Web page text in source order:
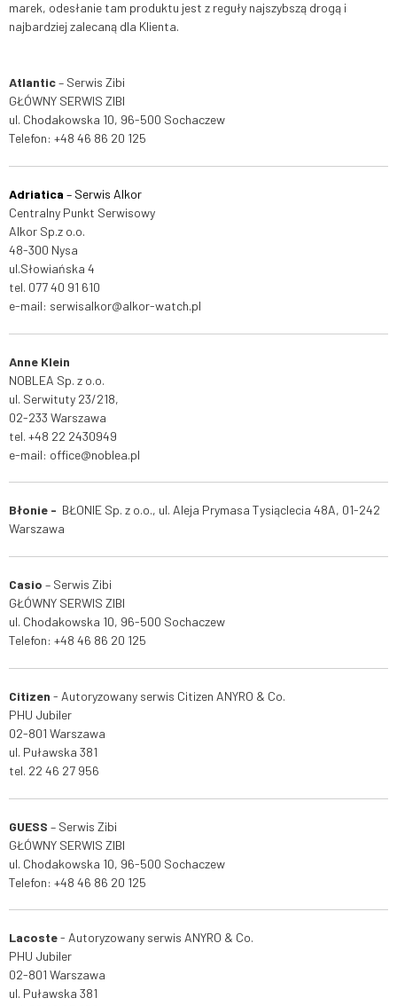
marek, odesłanie tam produktu jest z reguły najszybszą drogą i
najbardziej zalecaną dla Klienta.
Atlantic– Serwis Zibi
GŁÓWNY SERWIS ZIBI
ul. Chodakowska 10, 96-500 Sochaczew
Telefon: +48 46 86 20 125
Adriatica – Serwis Alkor
Centralny Punkt Serwisowy
Alkor Sp.z o.o.
48-300 Nysa
ul.Słowiańska 4
tel. 077 40 91 610
e-mail: serwisalkor@alkor-watch.pl
Anne Klein
NOBLEA Sp. z o.o.
ul. Serwituty 23/218,
02-233 Warszawa
tel. +48 22 2430949
e-mail: office@noblea.pl
Błonie - BŁONIE Sp. z o.o., ul. Aleja Prymasa Tysiąclecia 48A, 01-242
Warszawa
Casio – Serwis Zibi
GŁÓWNY SERWIS ZIBI
ul. Chodakowska 10, 96-500 Sochaczew
Telefon: +48 46 86 20 125
Citizen - Autoryzowany serwis Citizen ANYRO & Co.
PHU Jubiler
02-801 Warszawa
ul. Puławska 381
tel. 22 46 27 956
GUESS – Serwis Zibi
GŁÓWNY SERWIS ZIBI
ul. Chodakowska 10, 96-500 Sochaczew
Telefon: +48 46 86 20 125
Lacoste- Autoryzowany serwis ANYRO & Co.
PHU Jubiler
02-801 Warszawa
ul. Puławska 381